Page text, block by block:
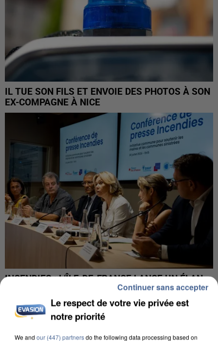
IL TUE SON FILS ET ENVOIE DES PHOTOS À SON
EX-COMPAGNE À NICE
INCENDIES : L’ÎLE-DE-FRANCE LANCE UN ÉLAN
DE SOLIDARITÉ AVEC LES...
Le respect de votre vie privée est
notre priorité
We and our (447) partnersdo the following data processing based on
Continuer sans accepter